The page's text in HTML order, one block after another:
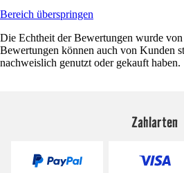
Bereich überspringen
Die Echtheit der Bewertungen wurde
Bewertungen können auch von Kunden
nachweislich genutzt oder gekauft haben.
Zahlarten